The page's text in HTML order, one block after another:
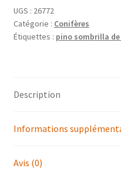
UGS : 26772
Catégorie : Conifères
Étiquettes : pino sombrilla
Description
Informations
Avis (0)